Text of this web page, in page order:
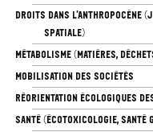
DROITS DANS L’ANTHROPOCÈNE
SPATIALE)
MÉTABOLISME (MATIÈRES,
MOBILISATION DES SOCIÉTÉS
RÉORIENTATION ÉCOLOGIQUES
SANTÉ (ÉCOTOXICOLOGIE, SANTÉ